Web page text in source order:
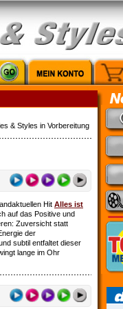
Styles in Vorbereitung: Country
Hit Alles ist
auf das Positive und
Zuversicht statt
der
subtil entfaltet dieser
lange im Ohr